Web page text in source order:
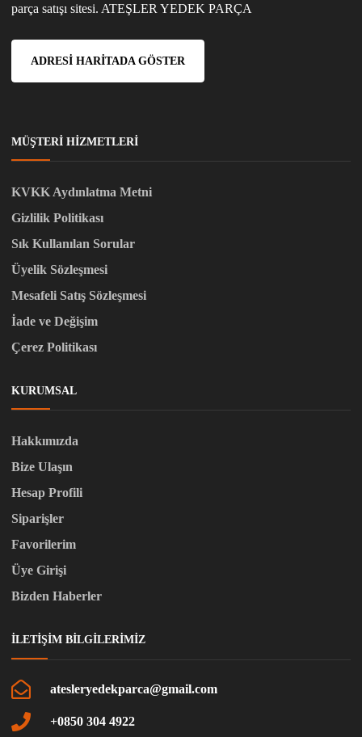
parça satışı sitesi. ATEŞLER YEDEK PARÇA
ADRESI HARITADA GÖSTER
MÜŞTERI HIZMETLERI
KVKK Aydınlatma Metni
Gizlilik Politikası
Sık Kullanılan Sorular
Üyelik Sözleşmesi
Mesafeli Satış Sözleşmesi
İade ve Değişim
Çerez Politikası
KURUMSAL
Hakkımızda
Bize Ulaşın
Hesap Profili
Siparişler
Favorilerim
Üye Girişi
Bizden Haberler
İLETIŞIM BILGILERIMIZ
atesleryedekparca@gmail.com
+0850 304 4922